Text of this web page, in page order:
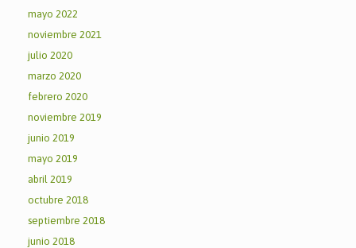
mayo 2022
noviembre 2021
julio 2020
marzo 2020
febrero 2020
noviembre 2019
junio 2019
mayo 2019
abril 2019
octubre 2018
septiembre 2018
junio 2018